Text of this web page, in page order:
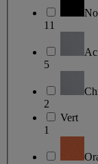
11
5
2
Vert
1